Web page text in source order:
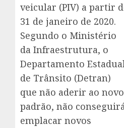
veicular (PIV) a partir
31 de janeiro de 2020.
Segundo o Ministério
da Infraestrutura, o
Departamento
de Trânsito (Detran)
que não aderir ao novo
padrão, não
emplacar novos